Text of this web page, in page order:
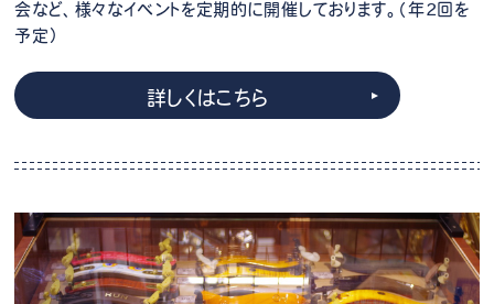
会など、様々なイベントを定期的に開催しております。（年2回を
予定）
詳しくはこちら